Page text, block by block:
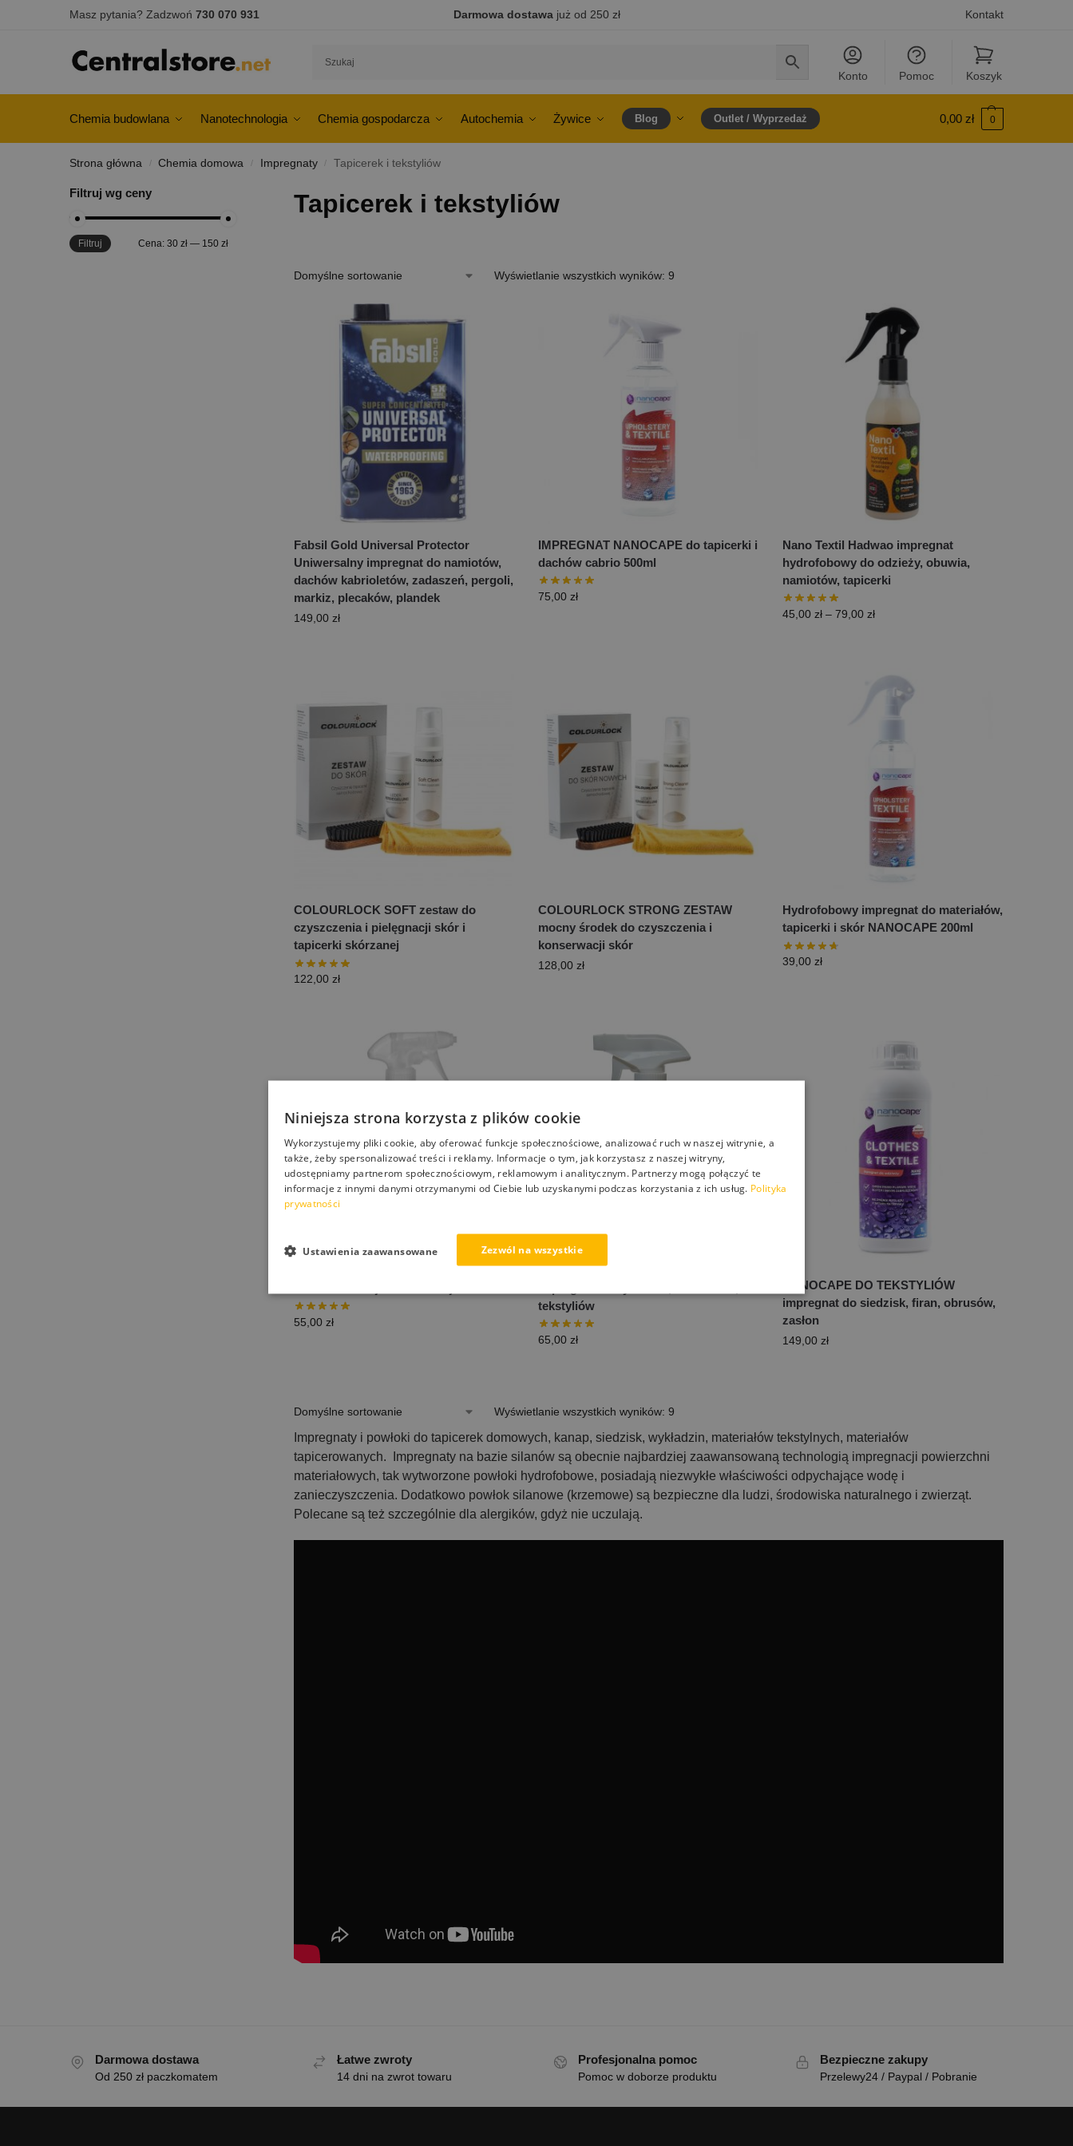
Masz pytania? Zadzwoń 730 070 931 Darmowa dostawajuż od 250 zł Kontakt
Konto Pomoc Koszyk
Chemia budowlana Nanotechnologia Chemia gospodarcza Autochemia Żywice Blog Outlet / Wyprzedaż 0,00 zł 0
Strona główna / Chemia domowa / Impregnaty / Tapicerek i tekstyliów
Tapicerek i tekstyliów
Wyświetlanie wszystkich wyników: 9
Fabsil Gold Universal Protector
Uniwersalny impregnat do namiotów,
dachów kabrioletów, zadaszeń, pergoli,
markiz, plecaków, plandek
149,00 zł
IMPREGNAT NANOCAPE do tapicerki i
dachów cabrio 500ml
75,00 zł
Nano Textil Hadwao impregnat
hydrofobowy do odzieży, obuwia,
namiotów, tapicerki
45,00 zł – 79,00 zł
COLOURLOCK SOFT zestaw do
czyszczenia i pielęgnacji skór i
tapicerki skórzanej
122,00 zł
COLOURLOCK STRONG ZESTAW
mocny środek do czyszczenia i
konserwacji skór
128,00 zł
Hydrofobowy impregnat do materiałów,
tapicerki i skór NANOCAPE 200ml
39,00 zł
NANOAUTO impregnat do tapicerki
55,00 zł
NANOBAUER TEXTILIE PROTECT
tekstyliów
65,00 zł
NANOCAPE DO TEKSTYLIÓW
impregnat do siedzisk, firan, obrusów,
zasłon
149,00zł
Wyświetlanie wszystkich wyników: 9
Impregnaty i powłoki do tapicerek domowych, kanap, siedzisk, wykładzin, materiałów tekstylnych, materiałów
tapicerowanych. Impregnaty na bazie silanów są obecnie najbardziej zaawansowaną technologią impregnacji powierzchni
materiałowych, tak wytworzone powłoki hydrofobowe, posiadają niezwykłe właściwości odpychające wodę i
zanieczyszczenia. Dodatkowo powłok silanowe (krzemowe) są bezpieczne dla ludzi, środowiska naturalnego i zwierząt.
Polecane są też szczególnie dla alergików, gdyż nie uczulają.
Filtruj wg ceny
Filtruj Cena: 30 zł— 150 zł
Darmowa dostawa
Od 250 zł paczkomatem
Łatwe zwroty
14 dni na zwrot towaru
Profesjonalna pomoc
Pomoc w doborze produktu
Bezpieczne zakupy
Przelewy24 / Paypal / Pobranie
Niniejsza strona korzysta z plików cookie
Wykorzystujemy pliki cookie, aby oferować funkcje społecznościowe, analizować ruch w naszej witrynie, a
także, żeby spersonalizować treści i reklamy. Informacje o tym, jak korzystasz z naszej witryny,
udostępniamy partnerom społecznościowym, reklamowym i analitycznym. Partnerzy mogą połączyć te
informacje z innymi danymi otrzymanymi od Ciebie lub uzyskanymi podczas korzystania z ich usług. Polityka
prywatności
Zezwól na wszystkie
Ustawienia zaawansowane